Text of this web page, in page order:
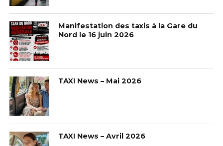
Manifestation des taxis à la Gare du
Nord le 16 juin 2026
TAXI News – Mai 2026
TAXI News – Avril 2026